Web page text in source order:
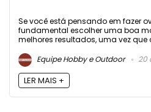
Se você está pensando em fazer
fundamental escolher uma boa
melhores resultados, uma vez que
Equipe Hobby e Outdoor
20
LER MAIS +